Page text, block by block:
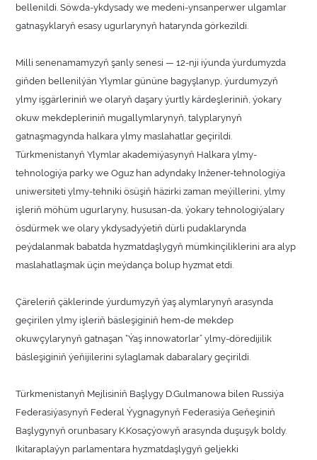
bellenildi. Söwda-ykdysady we medeni-ynsanperwer ulgamlar
gatnaşyklaryň esasy ugurlarynyň hatarynda görkezildi.
Milli senenamamyzyň şanly senesi — 12-nji iýunda ýurdumyzda
giňden bellenilýän Ylymlar gününe bagyşlanyp, ýurdumyzyň
ylmy işgärleriniň we olaryň daşary ýurtly kärdeşleriniň, ýokary
okuw mekdepleriniň mugallymlarynyň, talyplarynyň
gatnaşmagynda halkara ylmy maslahatlar geçirildi.
Türkmenistanyň Ylymlar akademiýasynyň Halkara ylmy-
tehnologiýa parky we Oguz han adyndaky Inžener-tehnologiýa
uniwersiteti ylmy-tehniki ösüşiň häzirki zaman meýillerini, ylmy
işleriň möhüm ugurlaryny, hususan-da, ýokary tehnologiýalary
ösdürmek we olary ykdysadyýetiň dürli pudaklarynda
peýdalanmak babatda hyzmatdaşlygyň mümkinçiliklerini ara alyp
maslahatlaşmak üçin meýdança bolup hyzmat etdi.
Çäreleriň çäklerinde ýurdumyzyň ýaş alymlarynyň arasynda
geçirilen ylmy işleriň bäsleşiginiň hem-de mekdep
okuwçylarynyň gatnaşan “Ýaş innowatorlar” ylmy-döredijilik
bäsleşiginiň ýeňijilerini sylaglamak dabaralary geçirildi.
Türkmenistanyň Mejlisiniň Başlygy D.Gulmanowa bilen Russiýa
Federasiýasynyň Federal Ýygnagynyň Federasiýa Geňeşiniň
Başlygynyň orunbasary K.Kosaçýowyň arasynda duşuşyk boldy.
Ikitaraplaýyn parlamentara hyzmatdaşlygyň geljekki